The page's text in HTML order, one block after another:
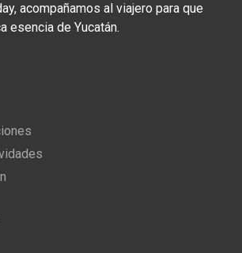
acompañamos al viajero para que
esencia de Yucatán.